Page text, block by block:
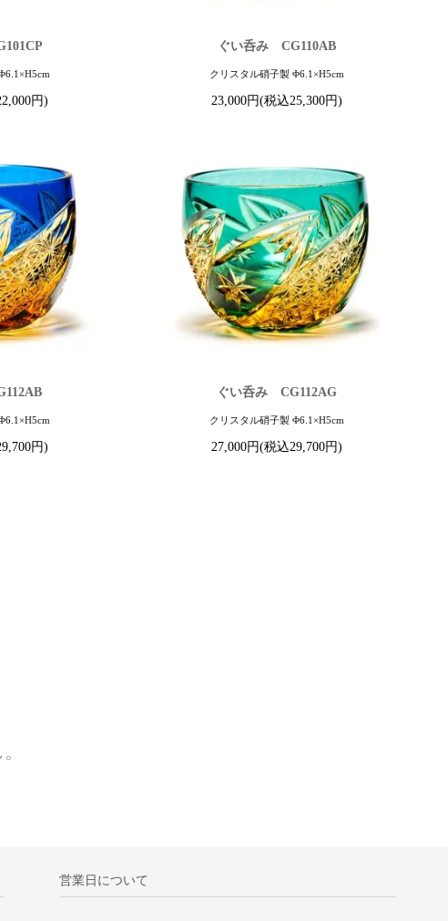
円)
ぐい呑み CG110AB
クリスタル硝子製 Φ6.1×H5cm
23,000円(税込25,300円)
円)
ぐい呑み CG112AG
クリスタル硝子製 Φ6.1×H5cm
27,000円(税込29,700円)
営業日について